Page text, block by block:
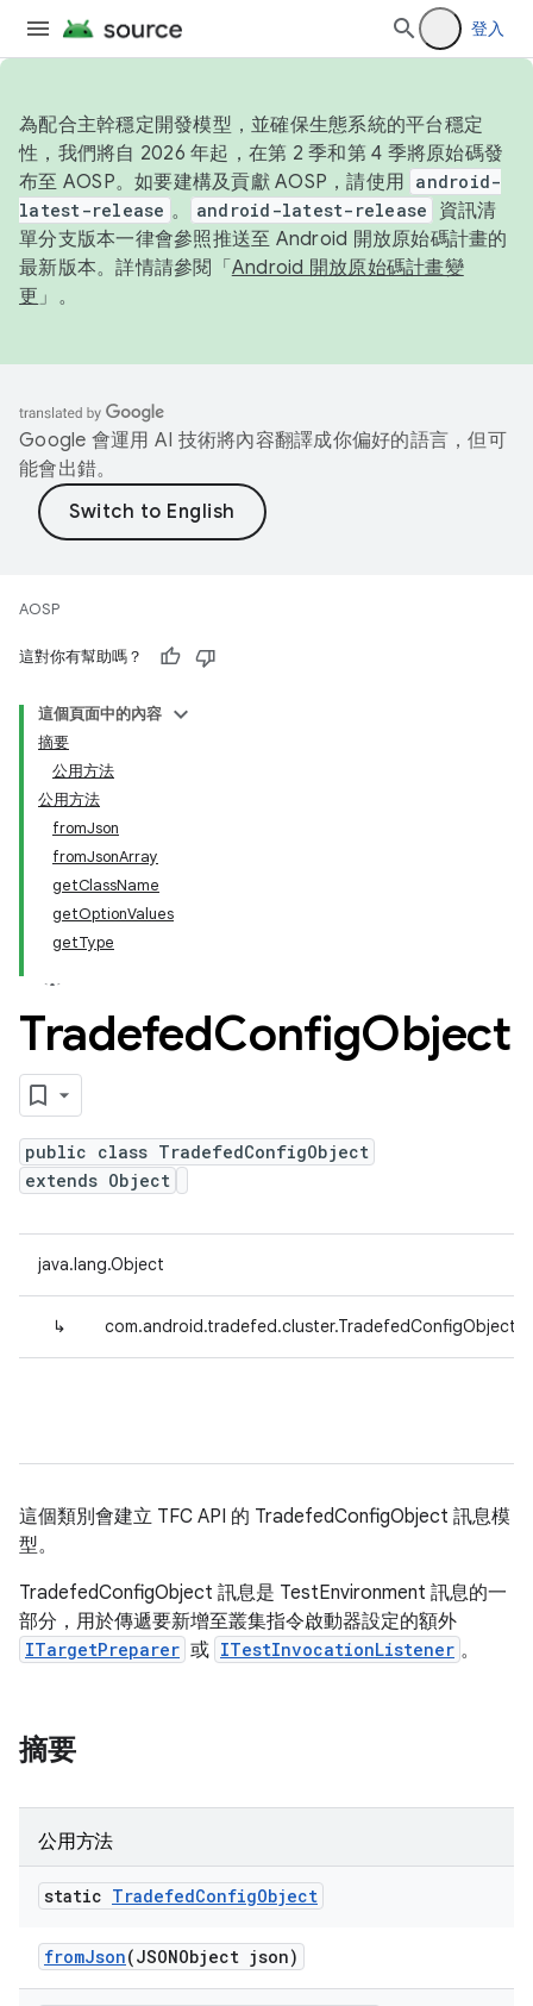
登入
為配合主幹穩定開發模型，並確保生態系統的平台穩定
性，我們將自 2026 年起，在第 2 季和第 4 季將原始碼發
布至 AOSP。如要建構及貢獻 AOSP，請使用 android-
latest-release 。 android-latest-release
資訊清
單分支版本一律會參照推送至 Android 開放原始碼計畫的
最新版本。詳情請參閱「 Android 開放原始碼計畫變
更 」。
Google 會運用 AI 技術將內容翻譯成你偏好的語言，但可
能會出錯。
AOSP
這對你有幫助嗎？
這個頁面中的內容
摘要
公用方法
公用方法
fromJson
fromJsonArray
getClassName
getOptionValues
getType
TradefedConfigObject
public class TradefedConfigObject
extends Object
java.lang.Object
↳ com.android.tradefed.cluster.TradefedConfigObject
這個類別會建立 TFC API 的 TradefedConfigObject 訊息模
型。
TradefedConfigObject 訊息是 TestEnvironment 訊息的一
部分，用於傳遞要新增至叢集指令啟動器設定的額外
ITargetPreparer 或 ITestInvocationListener 。
摘要
公用方法
static TradefedConfigObject
fromJson(JSONObject json)